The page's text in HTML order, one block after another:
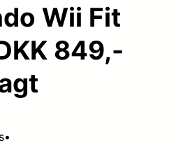
Wii Fit
849,-
•